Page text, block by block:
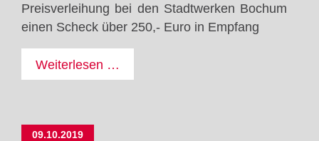
Preisverleihung bei den Stadtwerken Bochum
einen Scheck über 250,- Euro in Empfang
Weiterlesen …
Stadtwerkewettbewerb
09.10.2019